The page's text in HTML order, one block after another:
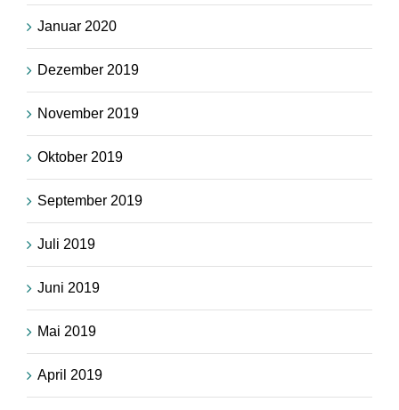
Januar 2020
Dezember 2019
November 2019
Oktober 2019
September 2019
Juli 2019
Juni 2019
Mai 2019
April 2019